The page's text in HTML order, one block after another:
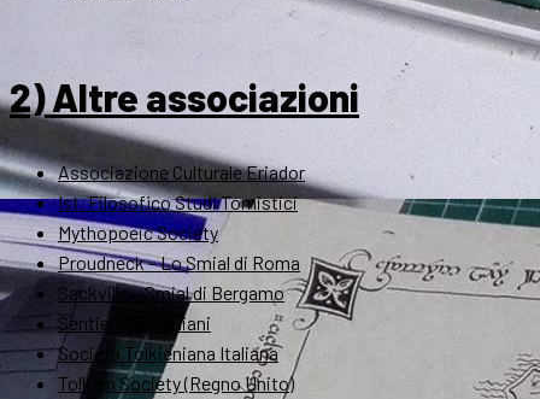
2) Altre associazioni
Associazione Culturale Eriador
Ist. Filosofico Studi Tomistici
Mythopoeic Society
Proudneck – Lo Smial di Roma
Sackville – Smial di Bergamo
Sentieri Tolkieniani
Società Tolkieniana Italiana
Tolkien Society (Regno Unito)